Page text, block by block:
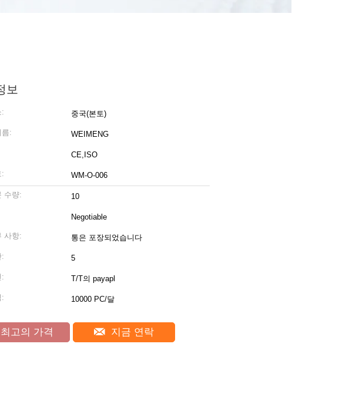
보
: 중국(본토)
름: WEIMENG
CE,ISO
: WM-O-006
수량: 10
Negotiable
사항: 통은 포장되었습니다
: 5
: T/T의 payapl
: 10000 PC/달
최고의 가격 지금 연락